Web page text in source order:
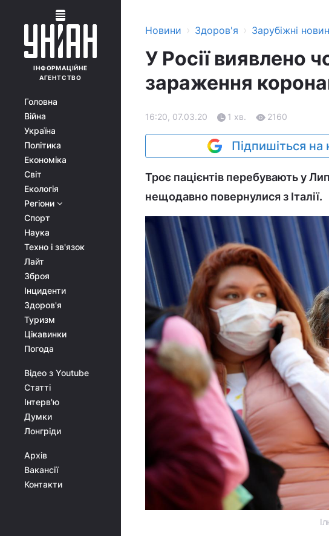
ІНФОРМАЦІЙНЕ
АГЕНТСТВО
Головна
Війна
Україна
Політика
Економіка
Світ
Екологія
Регіони
Спорт
Наука
Техно і зв'язок
Лайт
Зброя
Інциденти
Здоров'я
Туризм
Цікавинки
Погода
Відео з Youtube
Статті
Інтерв'ю
Думки
Лонгріди
Архів
Вакансії
Контакти
Новини › Здоров'я › Зарубіжні
У Росії виявлено
зараження
16:20, 07.03.20 1 хв. 2160
Підпишіться на
Троє пацієнтів перебувають у
нещодавно повернулися з Італії.